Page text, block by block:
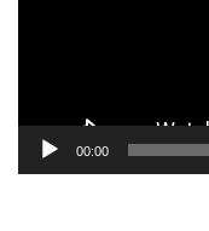
00:00